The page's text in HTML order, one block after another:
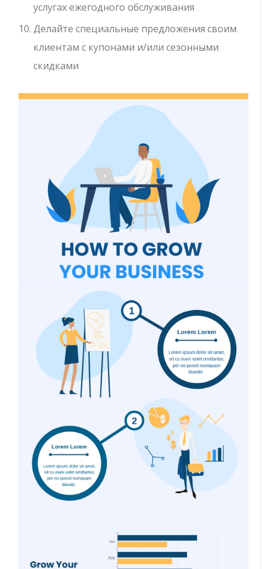
услугах ежегодного обслуживания
Делайте специальные предложения своим
клиентам с купонами и/или сезонными
скидками